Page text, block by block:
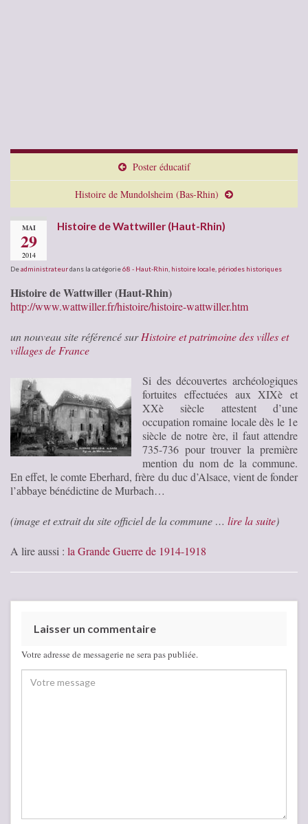
Poster éducatif
Histoire de Mundolsheim (Bas-Rhin)
MAI
29
2014
Histoire de Wattwiller (Haut-Rhin)
Deadministrateurdans la catégorie68 - Haut-Rhin histoire locale périodes historiques
Histoire de Wattwiller (Haut-Rhin)
http://www.wattwiller.fr/histoire/histoire-wattwiller.htm
un nouveau site référencé surHistoire et patrimoine des villes et
villages de France
Si des découvertes archéologiques
fortuites effectuées aux XIXè et
XXè siècle attestent d’une
occupation romaine locale dès le 1e
siècle de notre ère, il faut attendre
735-736 pour trouver la première
mention du nom de la commune.
En effet, le comte Eberhard, frère du duc d’Alsace, vient de fonder
l’abbaye bénédictine de Murbach…
(image et extrait du site officiel de la commune … lire la suite)
A lire aussi : la Grande Guerre de 1914-1918
Laisser un commentaire
Votre adresse de messagerie ne sera pas publiée.